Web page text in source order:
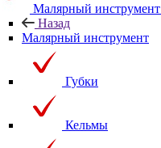
Малярный инструмент
Назад
Малярный инструмент
Губки
Кельмы